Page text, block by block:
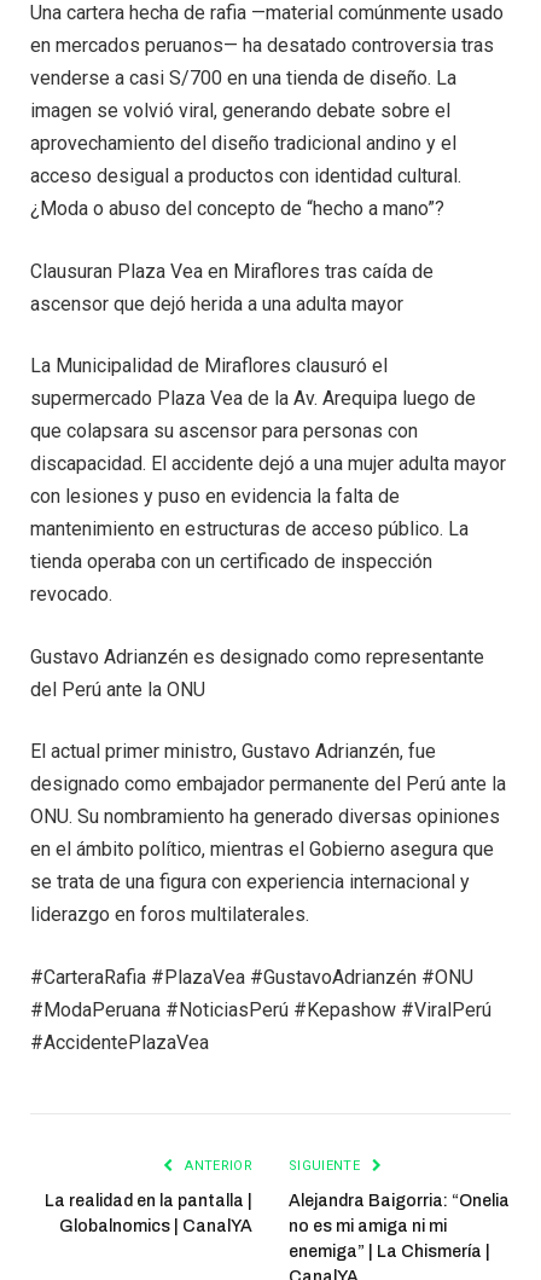
Una cartera hecha de rafia —material comúnmente usado
en mercados peruanos— ha desatado controversia tras
venderse a casi S/700 en una tienda de diseño. La
imagen se volvió viral, generando debate sobre el
aprovechamiento del diseño tradicional andino y el
acceso desigual a productos con identidad cultural.
¿Moda o abuso del concepto de “hecho a mano”?
Clausuran Plaza Vea en Miraflores tras caída de
ascensor que dejó herida a una adulta mayor
La Municipalidad de Miraflores clausuró el
supermercado Plaza Vea de la Av. Arequipa luego de
que colapsara su ascensor para personas con
discapacidad. El accidente dejó a una mujer adulta mayor
con lesiones y puso en evidencia la falta de
mantenimiento en estructuras de acceso público. La
tienda operaba con un certificado de inspección
revocado.
Gustavo Adrianzén es designado como representante
del Perú ante la ONU
El actual primer ministro, Gustavo Adrianzén, fue
designado como embajador permanente del Perú ante la
ONU. Su nombramiento ha generado diversas opiniones
en el ámbito político, mientras el Gobierno asegura que
se trata de una figura con experiencia internacional y
liderazgo en foros multilaterales.
#CarteraRafia #PlazaVea #GustavoAdrianzén #ONU
#ModaPeruana #NoticiasPerú #Kepashow #ViralPerú
#AccidentePlazaVea
ANTERIOR
La realidad en la pantalla |
Globalnomics | CanalYA
SIGUIENTE
Alejandra Baigorria: “Onelia
no es mi amiga ni mi
enemiga” | La Chismería |